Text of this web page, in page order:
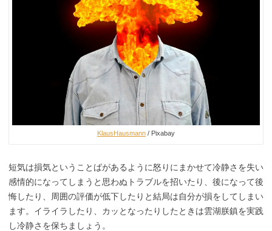
KlausHausmann / Pixabay
短気は損気ということばがあるように怒りにまかせて冷静さを失い
感情的になってしまうと思わぬトラブルを招いたり、後になって後
悔したり、周囲の評価が低下したりと結局は自分が損をしてしまい
ます。イライラしたり、カッとなったりしたときは雲湖朕鎮を実践
し冷静さを保ちましょう。